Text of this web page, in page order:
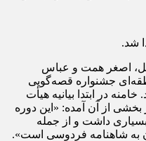
شد.
اصغر همت و عباس
جشنواره قصه‌گویی
در ابتدا بیانیه هیأت
از آن آمده: «این دوره
داشت و از جمله
به شاهنامه فردوسی است».